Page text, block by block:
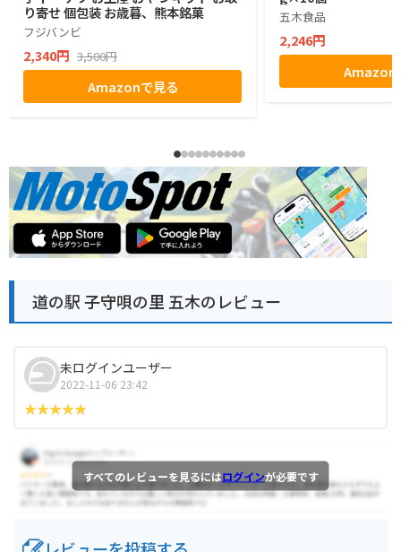
り寄せ 個包装 お歳暮、熊本銘菓
フジバンビ
2,340円 3,500円
Amazonで見る
五木食品
2,246円
Amazon
道の駅 子守唄の里 五木のレビュー
未ログインユーザー
2022-11-06 23:42
すべてのレビューを見るにはログインが必要です